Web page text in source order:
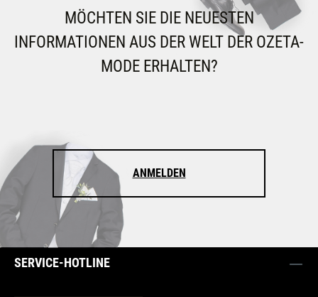
MÖCHTEN SIE DIE NEUESTEN
INFORMATIONEN AUS DER WELT DER OZETA-
MODE ERHALTEN?
ANMELDEN
SERVICE-HOTLINE